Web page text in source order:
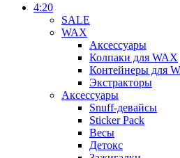
4:20
SALE
WAX
Аксессуары
Колпаки для WAX
Контейнеры для
Экстракторы
Аксессуары
Snuff-девайсы
Sticker Pack
Весы
Детокс